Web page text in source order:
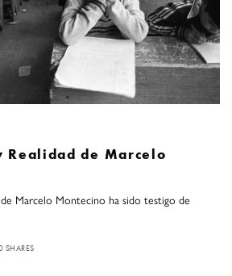
Realidad de Marcelo
Marcelo Montecino ha sido testigo de
SHARES